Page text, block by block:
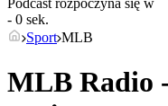
Podcast rozpoczyna się w
- 0 sek.
Sport MLB
MLB Radio